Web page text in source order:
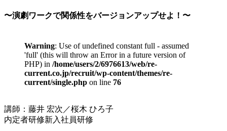
〜演劇ワークで関係性をバージョンアップせよ！〜
Warning: Use of undefined constant full - assumed
'full' (this will throw an Error in a future version of
PHP) in /home/users/2/6976613/web/re-
current.co.jp/recruit/wp-content/themes/re-
current/single.php on line 76
講師：藤井 宏次／桜木 ひろ子
内定者研修新入社員研修